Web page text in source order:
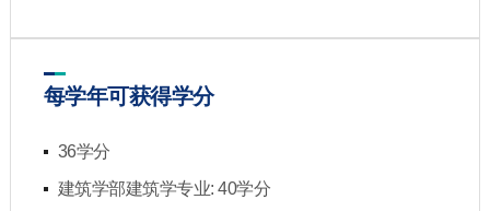
每学年可获得学分
36学分
建筑学部建筑学专业: 40学分